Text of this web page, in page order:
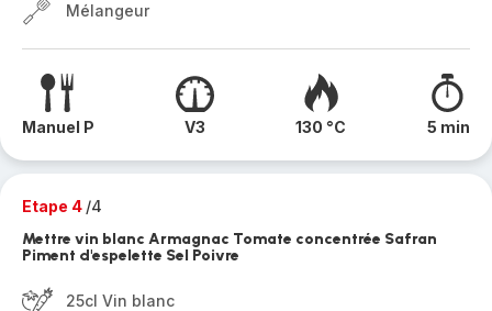
Mélangeur
Manuel P V3 130 °C 5 min
Etape 4 /4
Mettre vin blanc Armagnac Tomate concentrée Safran
Piment d'espelette Sel Poivre
25cl Vin blanc